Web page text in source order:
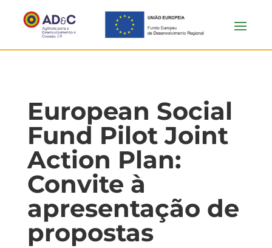
European Social
Fund Pilot Joint
Action Plan:
Convite à
apresentação de
propostas